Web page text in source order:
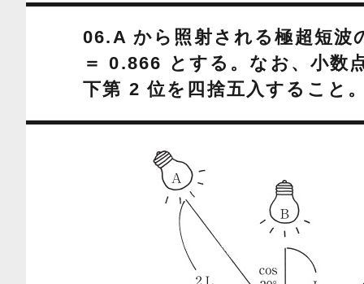
06.A から照射される極超短
＝ 0.866 とする。なお、小数
下第 2 位を四捨五入すること